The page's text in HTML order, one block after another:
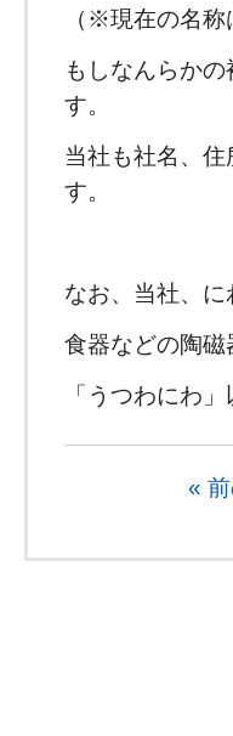
（※現在の名
もしなんらか
す。
当社も社名、
す。
なお、当社、
食器などの陶
「うつわにわ
«